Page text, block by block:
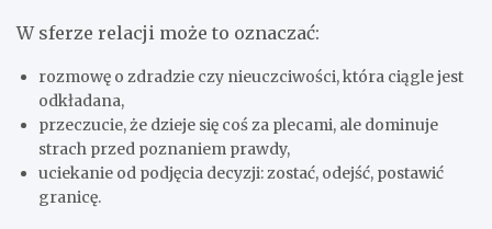
W sferze relacji może to oznaczać:
rozmowę o zdradzie czy nieuczciwości, która ciągle jest
odkładana,
przeczucie, że dzieje się coś za plecami, ale dominuje
strach przed poznaniem prawdy,
uciekanie od podjęcia decyzji: zostać, odejść, postawić
granicę.